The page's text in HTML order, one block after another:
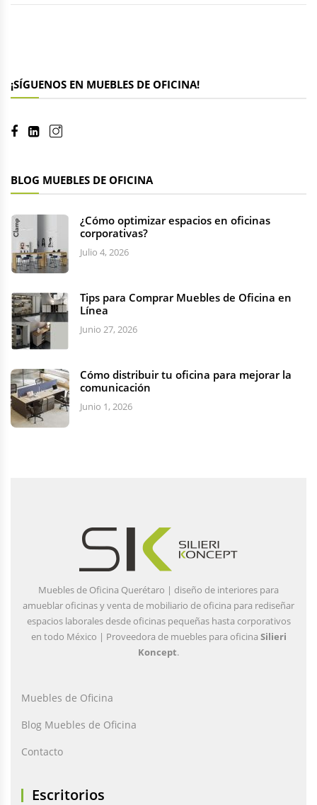
¡SÍGUENOS EN MUEBLES DE OFICINA!
BLOG MUEBLES DE OFICINA
¿Cómo optimizar espacios en oficinas
corporativas?
Julio 4, 2026
Tips para Comprar Muebles de Oficina en
Línea
Junio 27, 2026
Cómo distribuir tu oficina para mejorar la
comunicación
Junio 1, 2026
Muebles de Oficina Querétaro | diseño de interiores para
amueblar oficinas y venta de mobiliario de oficina para rediseñar
espacios laborales desde oficinas pequeñas hasta corporativos
en todo México | Proveedora de muebles para oficina Silieri
Koncept.
Muebles de Oficina
Blog Muebles de Oficina
Contacto
Escritorios